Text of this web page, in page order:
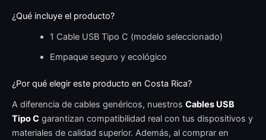
¿Qué incluye el producto?
1 Cable USB Tipo C (modelo seleccionado)
Empaque seguro y ecológico
¿Por qué elegir este producto en Costa Rica?
A diferencia de cables genéricos, nuestros Cables USB
Tipo C garantizan compatibilidad real con tus dispositivos y
materiales de calidad superior. Además, al comprar en